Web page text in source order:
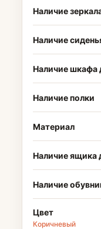
Наличие
Наличие
Наличие шкафа
Наличие полки
Материал
Наличие ящика
Наличие
Коричневый
Цвет